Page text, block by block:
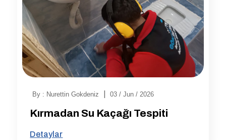
By : Nurettin Gokdeniz 03 / Jun / 2026
Kırmadan Su Kaçağı Tespiti
Detaylar